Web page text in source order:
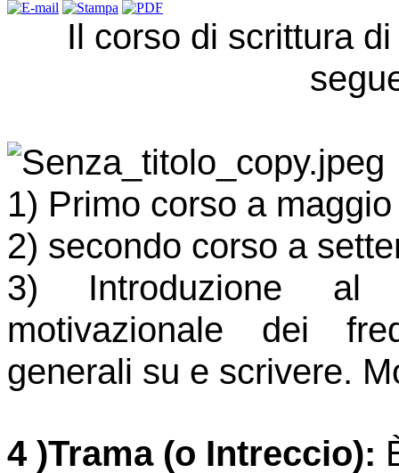
Il corso di scrittura
1) Primo corso a maggio
2) secondo corso a
3) Introduzione al
motivazionale dei
generali su e scrivere.
4 )Trama (o Intreccio):